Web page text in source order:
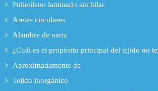
Polietileno laminado sin hilar
Aretes circulares
Alambre de nariz
¿Cuál es el propósito principal del tejido no
Aproximadamente de
Tejido inorgánico